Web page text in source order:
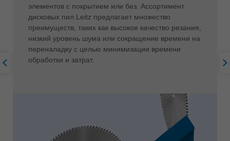
элементов с покрытием или без. Ассортимент
дисковых пил Leitz предлагает множество
преимуществ, таких как высокое качество резания,
низкий уровень шума или сокращение времени на
переналадку с целью минимизации времени
обработки и затрат.